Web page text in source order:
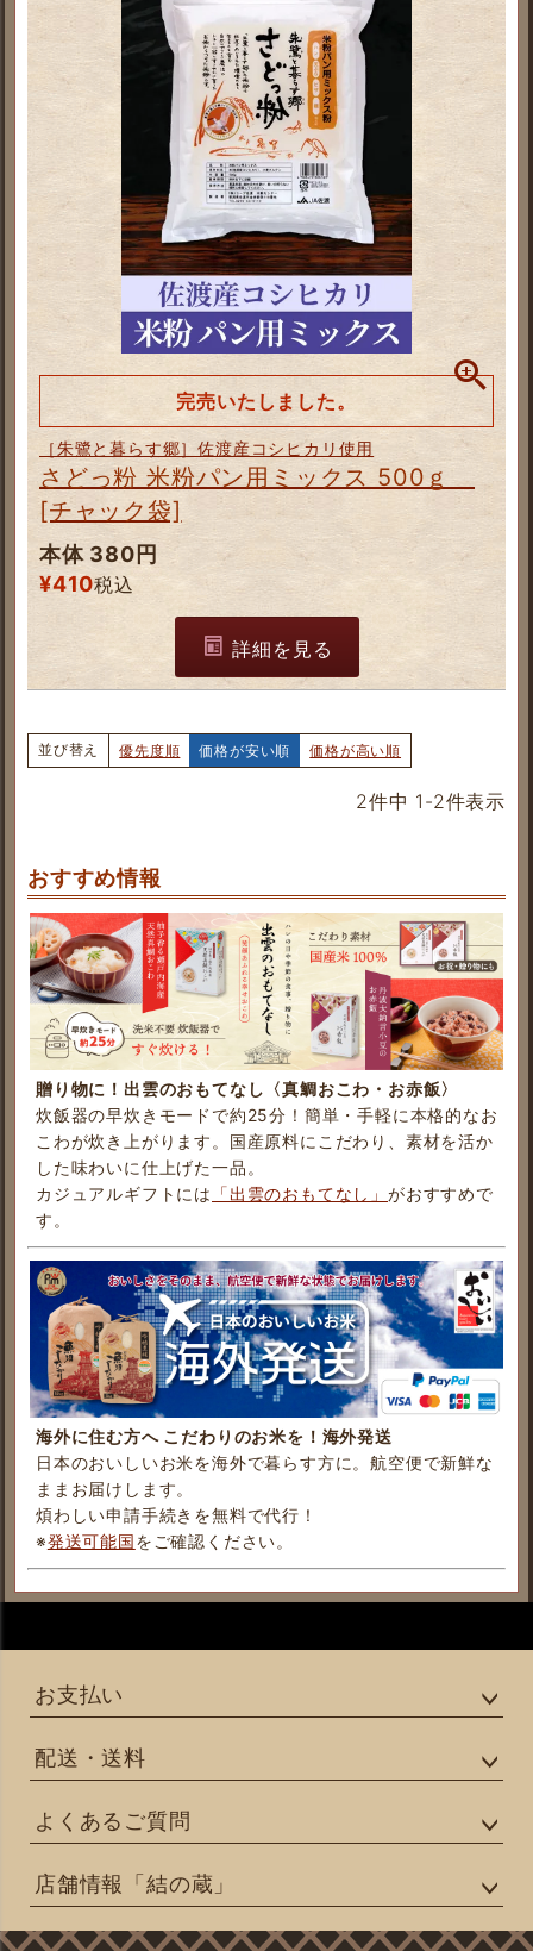
［朱鷺と暮らす郷］佐渡産コシヒカリ使用
さどっ粉 米粉パン用ミックス 500ｇ
[チャック袋]
本体 380円
¥410税込
完売いたしました。
詳細を見る
並び替え 優先度順 価格が安い順 価格が高い順
2件中 1 -2件表示
おすすめ情報
贈り物に！出雲のおもてなし〈真鯛おこわ・お赤飯〉
炊飯器の早炊きモードで約25分！簡単・手軽に本格的なお
こわが炊き上がります。国産原料にこだわり、素材を活か
した味わいに仕上げた一品。
カジュアルギフトには 「出雲のおもてなし」がおすすめで
す。
海外に住む方へ こだわりのお米を！海外発送
日本のおいしいお米を海外で暮らす方に。航空便で新鮮な
ままお届けします。
煩わしい申請手続きを無料で代行！
※発送可能国をご確認ください。
お支払い
配送・送料
よくあるご質問
店舗情報「結の蔵」